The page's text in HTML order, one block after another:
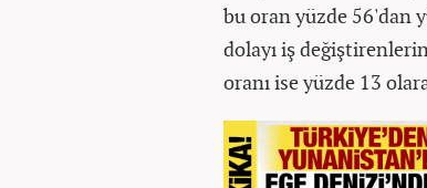
bu oran yüzde 56'dan
dolayı iş
oranı ise yüzde 13